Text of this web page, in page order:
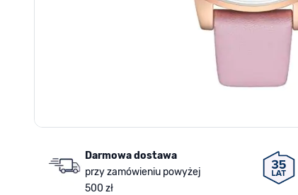
Darmowa dostawa
przy zamówieniu powyżej
500 zł